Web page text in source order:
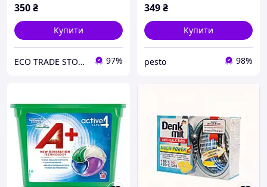
350₴
Купити
ECO TRADE STORE 97%
349₴
Купити
pesto 98%